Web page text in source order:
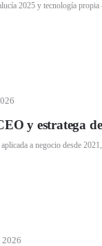
2025 y tecnología
y estratega
a negocio desde
2026